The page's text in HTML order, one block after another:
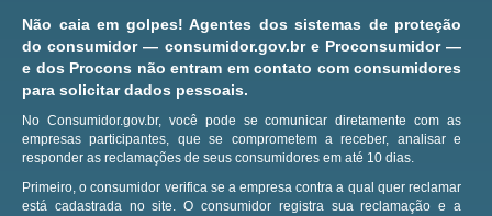
Não caia em golpes! Agentes dos sistemas de proteção
do consumidor — consumidor.gov.br e Proconsumidor —
e dos Procons não entram em contato com consumidores
para solicitar dados pessoais.
No Consumidor.gov.br, você pode se comunicar diretamente com as
empresas participantes, que se comprometem a receber, analisar e
responder as reclamações de seus consumidores em até 10 dias.
Primeiro, o consumidor verifica se a empresa contra a qual quer reclamar
está cadastrada no site.O consumidor registra sua reclamação e a